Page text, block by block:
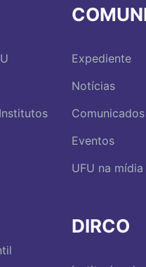
Expediente
Notícias
Comunicados
Eventos
UFU na mídia
DIRCO